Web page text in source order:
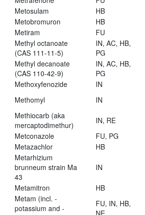
Metosulam
HB
Metobromuron
HB
Metiram
FU
Methyl octanoate
(CAS 111-11-5)
IN, AC, HB,
PG
Methyl decanoate
(CAS 110-42-9)
IN, AC, HB,
PG
Methoxyfenozide
IN
Methomyl
IN
Methiocarb (aka
mercaptodimethur)
IN, RE
Metconazole
FU, PG
Metazachlor
HB
Metarhizium
brunneum strain Ma
43
IN
Metamitron HB
Metam (incl. -
potassium and -
FU, IN, HB,